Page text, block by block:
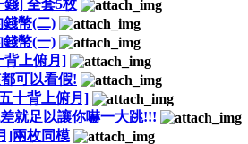
] 全套5枚
幣(二)
幣(一)
背上俯月]
可以看假!
十背上俯月]
就足以讓你嚇一大跳!!!
]兩枚同模